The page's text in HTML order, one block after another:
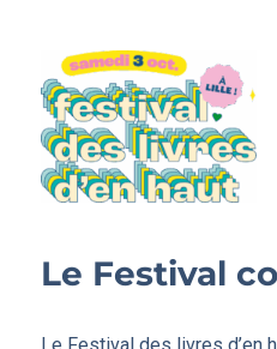
Le Festival